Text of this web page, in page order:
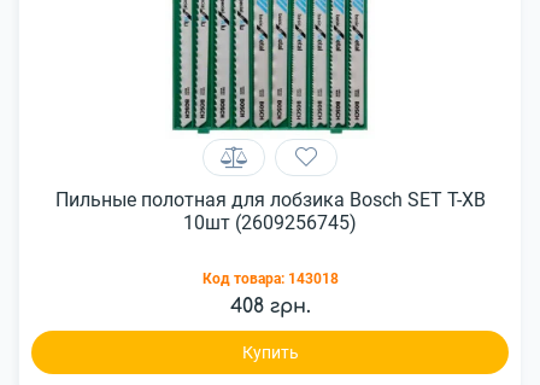
Пильные полотная для лобзика Bosch SET T-ХВ
10шт (2609256745)
Код товара: 143018
408 грн.
Купить